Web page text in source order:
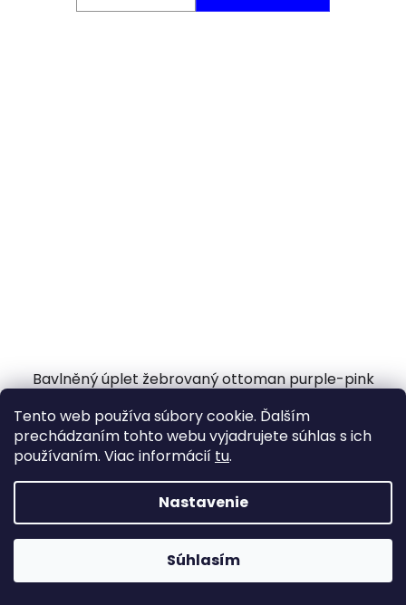
Tento web používa súbory cookie. Ďalším
prechádzaním tohto webu vyjadrujete súhlas s ich
používaním. Viac informácií tu.
Nastavenie
Súhlasím
Bavlněný úplet žebrovaný ottoman purple-pink
13,49 €
DO KOŠÍKA